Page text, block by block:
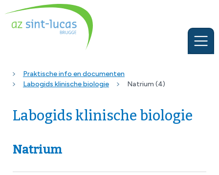
Praktische info en documenten
Labogids klinische biologie
Natrium (4)
Labogids klinische biologie
Natrium